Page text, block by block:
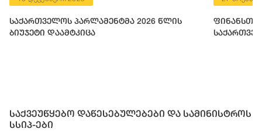
საქართველოს პარლამენტმა 2026 წლის
ბიუჯეტი დაამტკიცა
ფინანსთა
საქვეუწყებო დაწესებულებები და სამინისტროს
სსიპ-ები